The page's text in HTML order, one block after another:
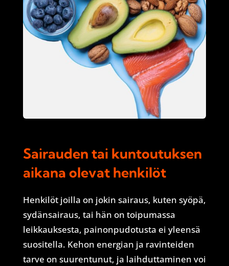
Sairauden tai kuntoutuksen
aikana olevat henkilöt
Henkilöt joilla on jokin sairaus, kuten syöpä,
sydänsairaus, tai hän on toipumassa
leikkauksesta, painonpudotusta ei yleensä
suositella. Kehon energian ja ravinteiden
tarve on suurentunut, ja laihduttaminen voi